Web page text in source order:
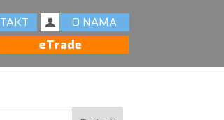
O NAMA
eTrade